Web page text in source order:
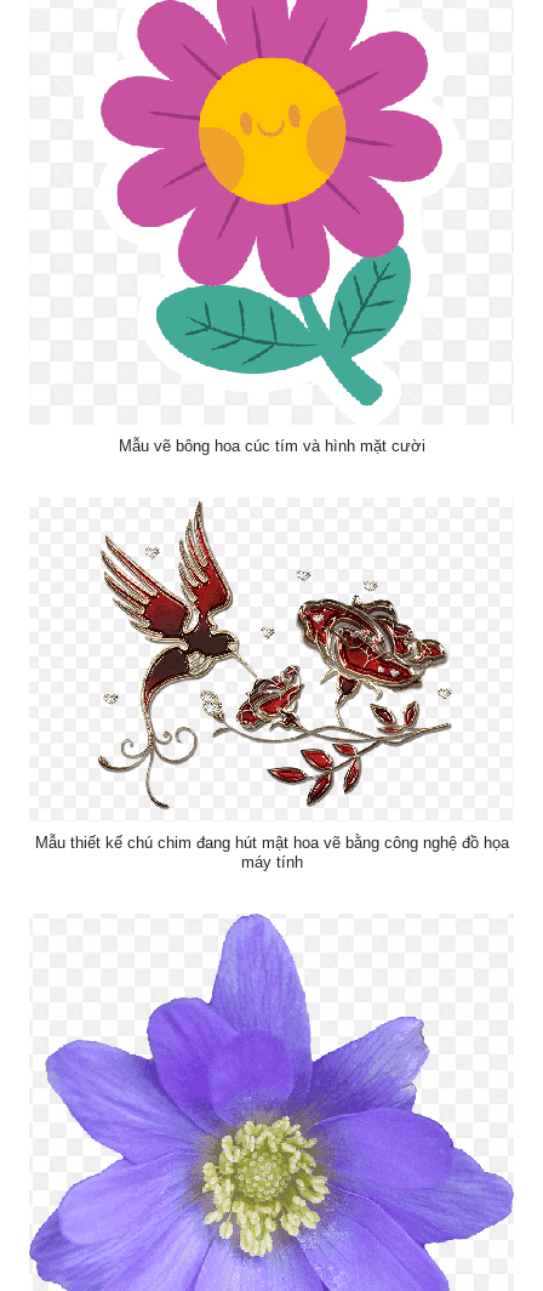
Mẫu vẽ bông hoa cúc tím và hình mặt cười
Mẫu thiết kế chú chim đang hút mật hoa vẽ bằng công nghệ đồ họa
máy tính